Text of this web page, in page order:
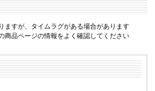
ますが、タイムラグがある場合があります
商品ページの情報をよく確認してください